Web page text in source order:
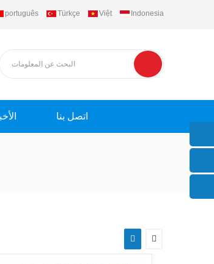
português Türkçe Việt Indonesia
اتصل بنا